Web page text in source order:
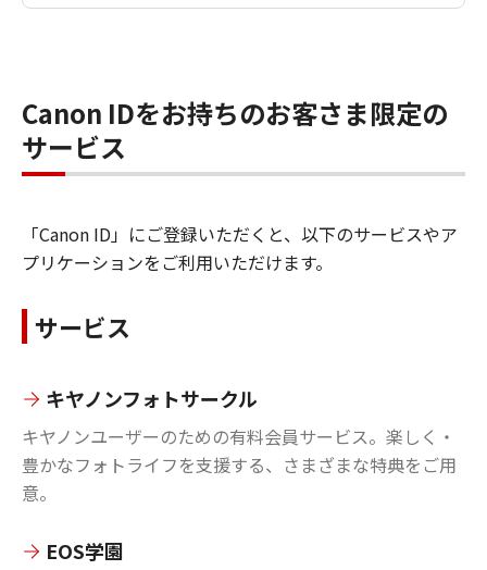
Canon IDをお持ちのお客さま限定の
サービス
「Canon ID」にご登録いただくと、以下のサービスやア
プリケーションをご利用いただけます。
サービス
キヤノンフォトサークル
キヤノンユーザーのための有料会員サービス。楽しく・
豊かなフォトライフを支援する、さまざまな特典をご用
意。
EOS学園